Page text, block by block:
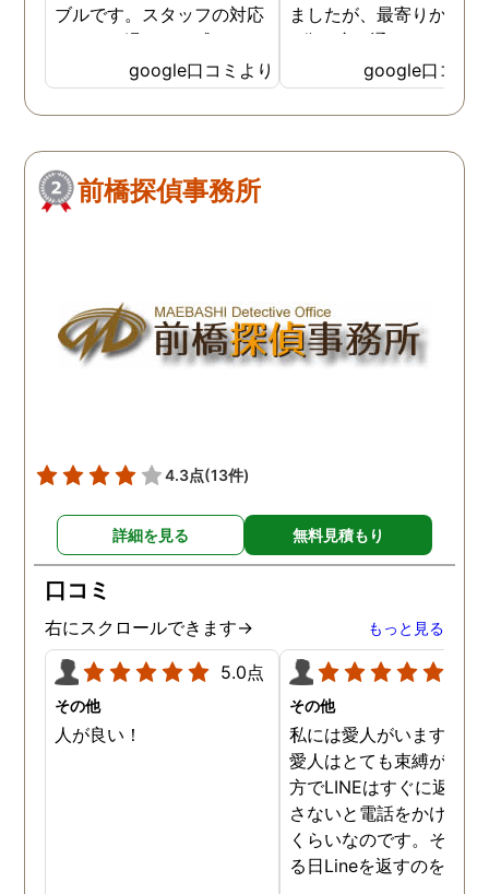
ブルです。スタッフの対応
なんかも温かみを感じま
す。はじめからこちらにす
ればよかったです😢 …
google口コミより
ましたが、最寄りから徒
3分程度で通いやすかっ
google口コミ
前橋探偵事務所
4.3点(13件)
詳細を見る 無料見積もり
口コミ
右にスクロールできます→ もっと見る
5.0点
その他
人が良い！
その他
私には愛人がいます。そ
愛人はとても束縛が激し
方でLINEはすぐに返信を
さないと電話をかけてく
くらいなのです。そんな
る日Lineを返すのを忘れ